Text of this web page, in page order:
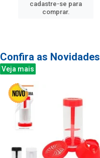
cadastre-se para
comprar.
Confira as Novidades
Veja mais